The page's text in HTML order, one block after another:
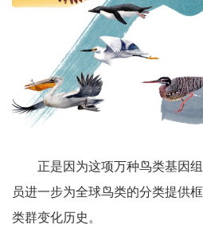
正是因为这项万种鸟类基因
员进一步为全球鸟类的分类提供
类群变化历史。